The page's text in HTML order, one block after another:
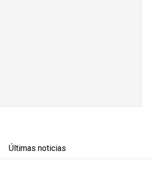
Últimas noticias